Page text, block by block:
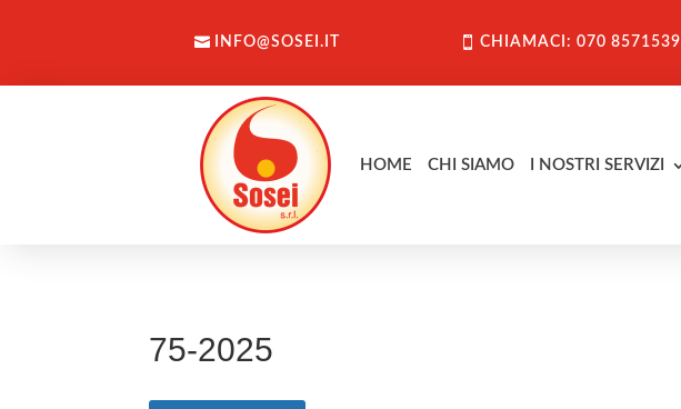
INFO@SOSEI.IT CHIAMACI: 070 8571539
HOME CHI SIAMO I NOSTRI SERVIZI
75-2025